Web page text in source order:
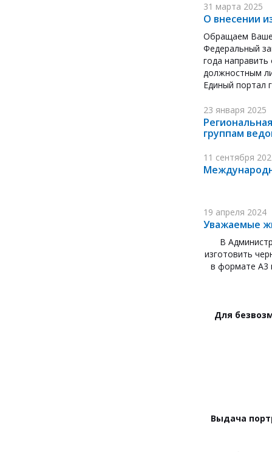
31 марта 2025
О внесении
Обращаем Ваше
Федеральный
года
должностным
Единый портал
23 января 2025
группам
11 сентября
19 апреля 2024
Уважаемые
В
изготовить
в формате А3
Для
Выдача